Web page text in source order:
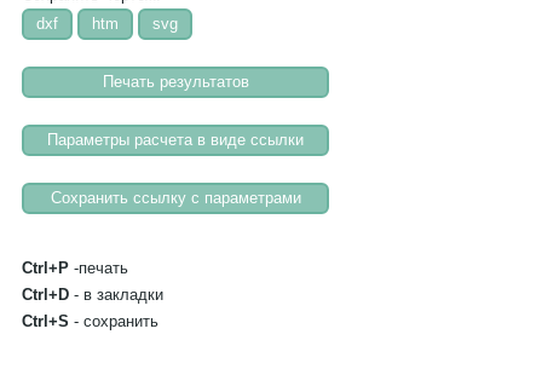
Ctrl+P -печать
Ctrl+D - в закладки
Ctrl+S - сохранить